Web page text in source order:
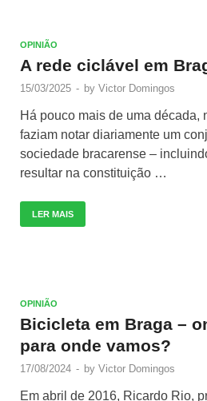
OPINIÃO
A rede ciclável em
15/03/2025 - by Victor Domingos
Há pouco mais de uma década,
faziam notar diariamente um
sociedade bracarense –
resultar na constituição …
LER MAIS
OPINIÃO
Bicicleta em Braga –
para onde vamos?
17/08/2024 - by Victor Domingos
Em abril de 2016, Ricardo Rio,